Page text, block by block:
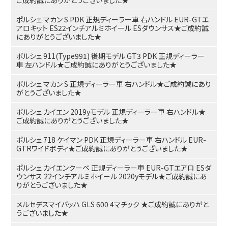
ポルシェ マカン S PDK 正規ディーラー車 右ハンドル EUR-GTエ
アロキット ES22インチアルミホイール ESダウンサス★ご成約誠
にありがとうございました★
ポルシェ 911(Type991) 後期モデル GT3 PDK 正規ディーラー
車 左ハンドル★ご成約誠にありがとうございました★
ポルシェ マカン S 正規ディーラー車 右ハンドル★ご成約誠にあり
がとうございました★
ポルシェ カイエン 2019yモデル 正規ディーラー車 右ハンドル★
ご成約誠にありがとうございました★
ポルシェ 718 ケイマン PDK 正規ディーラー車 右ハンドル EUR-
GTRワイドボディ★ご成約誠にありがとうございました★
ポルシェ カイエンクーペ 正規ディーラー車 EUR-GTエアロ ESダ
ウンサス 22インチアルミホイール 2020yモデル★ご成約誠にあ
りがとうございました★
メルセデスマイバッハ GLS 600 4マチック ★ご成約誠にありがと
うございました★